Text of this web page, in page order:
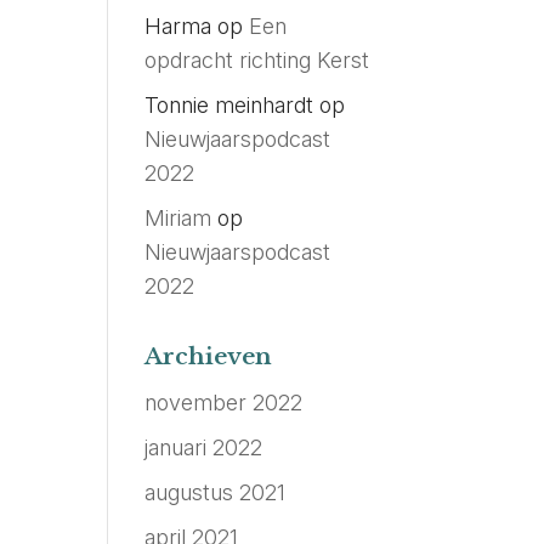
Harma op Een
opdracht richting Kerst
Tonnie meinhardt op
Nieuwjaarspodcast
2022
Miriam op
Nieuwjaarspodcast
2022
Archieven
november 2022
januari 2022
augustus 2021
april 2021